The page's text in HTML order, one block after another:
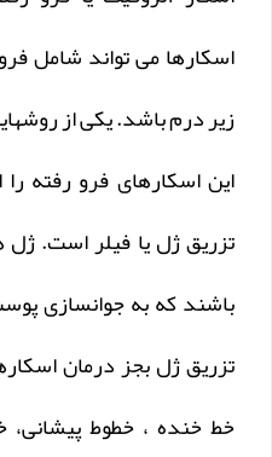
اسکارها می تواند شامل
زیر درم باشد. یکی از
این اسکارهای فرو رفته
تزریق ژل یا فیلر است.
باشند که به جوانسازی
تزریق ژل بجز درمان
خط خنده ، خطوط پیشانی،